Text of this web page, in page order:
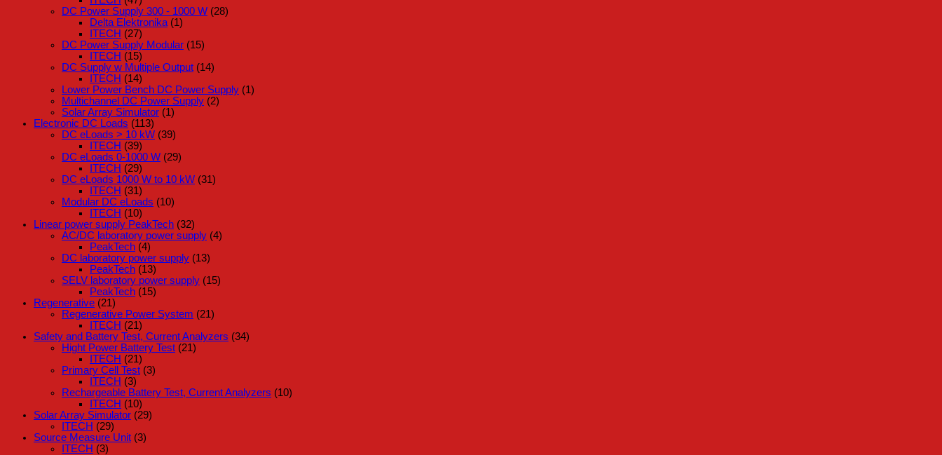
DC Power Supply 300 - 1000 W (28)
Delta Elektronika (1)
ITECH (27)
DC Power Supply Modular (15)
ITECH (15)
DC Supply w Multiple Output (14)
ITECH (14)
Lower Power Bench DC Power Supply (1)
Multichannel DC Power Supply (2)
Solar Array Simulator (1)
Electronic DC Loads (113)
DC eLoads > 10 kW (39)
ITECH (39)
DC eLoads 0-1000 W (29)
ITECH (29)
DC eLoads 1000 W to 10 kW (31)
ITECH (31)
Modular DC eLoads (10)
ITECH (10)
Linear power supply PeakTech (32)
AC/DC laboratory power supply (4)
PeakTech (4)
DC laboratory power supply (13)
PeakTech (13)
SELV laboratory power supply (15)
PeakTech (15)
Regenerative (21)
Regenerative Power System (21)
ITECH (21)
Safety and Battery Test, Current Analyzers (34)
Hight Power Battery Test (21)
ITECH (21)
Primary Cell Test (3)
ITECH (3)
Rechargeable Battery Test, Current Analyzers (10)
ITECH (10)
Solar Array Simulator (29)
ITECH (29)
Source Measure Unit (3)
ITECH (3)